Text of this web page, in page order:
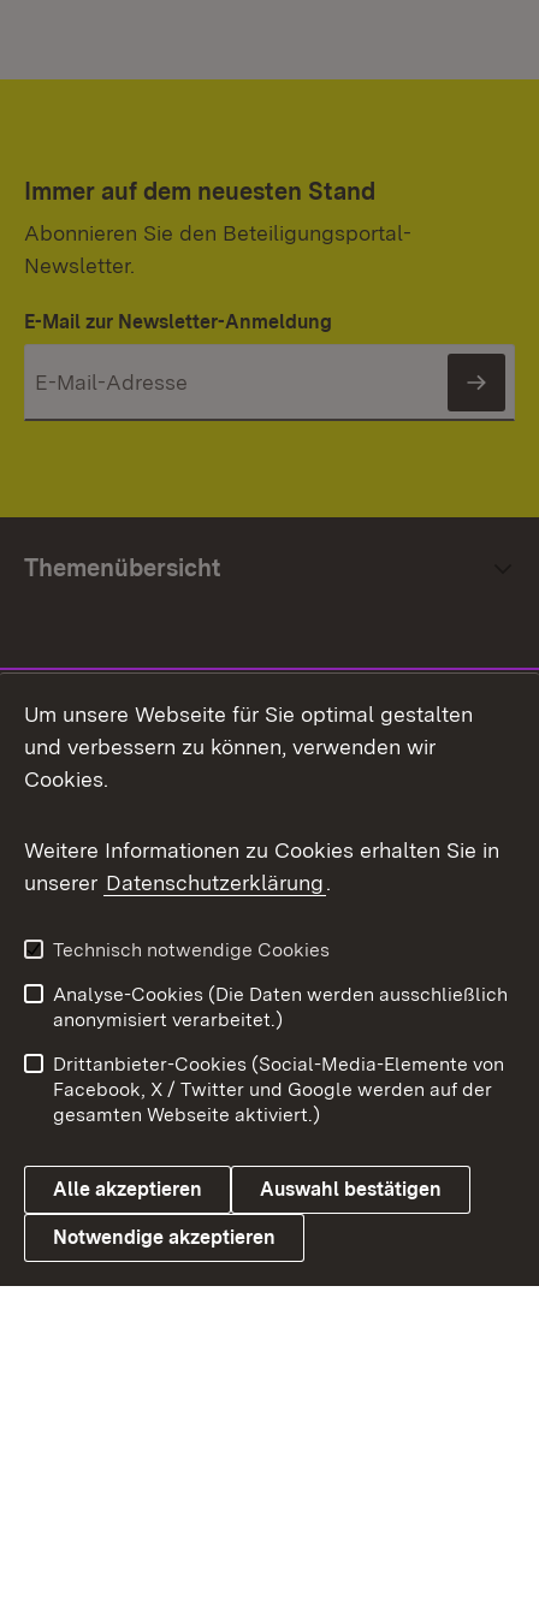
Immer auf dem neuesten Stand
Abonnieren Sie den Beteiligungsportal-
Newsletter.
E-Mail zur Newsletter-Anmeldung
Themenübersicht
Facebook
X / Twitter
Youtube
Link zum Landesportal
Impressum
Kontakt
Barrierefreiheit
Datenschutz
Cookies
Um unsere Webseite für Sie optimal gestalten
und verbessern zu können, verwenden wir
Cookies.
Weitere Informationen zu Cookies erhalten Sie in
unserer Datenschutzerklärung.
Technisch notwendige Cookies
Analyse-Cookies (Die Daten werden ausschließlich
anonymisiert verarbeitet.)
Drittanbieter-Cookies (Social-Media-Elemente von
Facebook, X / Twitter und Google werden auf der
gesamten Webseite aktiviert.)
Alle akzeptieren Auswahl bestätigen
Notwendige akzeptieren